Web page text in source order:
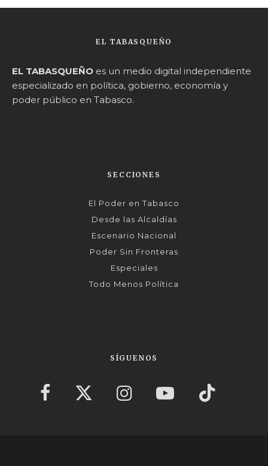
EL TABASQUEÑO
EL TABASQUEÑO es un medio digital independiente
especializado en política, gobierno, economía y
poder público en Tabasco.
SECCIONES
El Poder en Tabasco
Desde las Alcaldías
Escenario Nacional
Poder Sin Fronteras
Especiales
Todo Menos Política
SÍGUENOS